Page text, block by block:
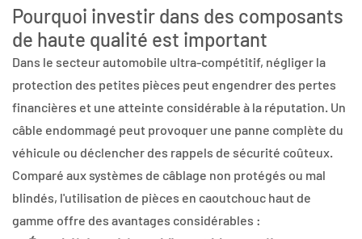
Pourquoi investir dans des composants
de haute qualité est important
Dans le secteur automobile ultra-compétitif, négliger la
protection des petites pièces peut engendrer des pertes
financières et une atteinte considérable à la réputation. Un
câble endommagé peut provoquer une panne complète du
véhicule ou déclencher des rappels de sécurité coûteux.
Comparé aux systèmes de câblage non protégés ou mal
blindés, l'utilisation de pièces en caoutchouc haut de
gamme offre des avantages considérables :